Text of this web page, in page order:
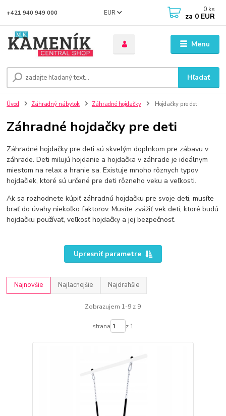
Menu
EUR
Hľadať
+421 940 949 000 0 ks
za 0 EUR
Úvod Záhradný nábytok Záhradné hojdačky Hojdačky pre deti
Záhradné hojdačky pre deti
Záhradné hojdačky pre deti sú skvelým doplnkom pre zábavu v
záhrade. Deti milujú hojdanie a hojdačka v záhrade je ideálnym
miestom na relax a hranie sa. Existuje mnoho rôznych typov
hojdačiek, ktoré sú určené pre deti rôzneho veku a veľkosti.
Ak sa rozhodnete kúpiť záhradnú hojdačku pre svoje deti, musíte
brať do úvahy niekoľko faktorov. Musíte zvážiť vek detí, ktoré budú
hojdačku používať, veľkosť hojdačky a jej bezpečnosť.
Upresniť parametre
Najnovšie Najlacnejšie Najdrahšie
Zobrazujem 1-9 z 9
strana z 1